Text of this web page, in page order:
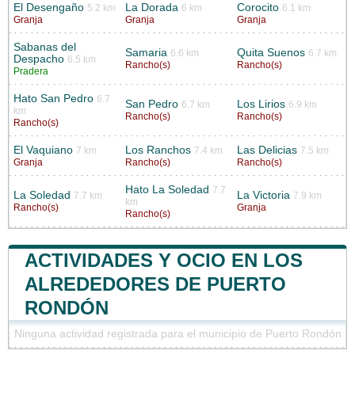
El Desengaño 5.2 km
Granja
La Dorada 6 km
Granja
Corocito 6.1 km
Granja
Sabanas del
Despacho 6.5 km
Pradera
Samaria 6.6 km
Rancho(s)
Quita Suenos 6.7 km
Rancho(s)
Hato San Pedro 6.7
km
Rancho(s)
San Pedro 6.7 km
Rancho(s)
Los Lirios 6.9 km
Rancho(s)
El Vaquiano 7 km
Granja
Los Ranchos 7.4 km
Rancho(s)
Las Delicias 7.5 km
Rancho(s)
La Soledad 7.7 km
Rancho(s)
Hato La Soledad 7.7
km
Rancho(s)
La Victoria 7.9 km
Granja
ACTIVIDADES Y OCIO EN LOS
ALREDEDORES DE PUERTO
RONDÓN
Ninguna actividad registrada para el municipio de Puerto Rondón